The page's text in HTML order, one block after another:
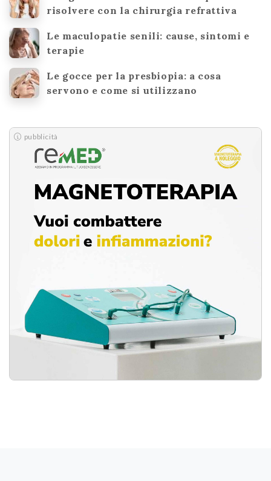
risolvere con la chirurgia refrattiva
Le maculopatie senili: cause, sintomi e
terapie
Le gocce per la presbiopia: a cosa
servono e come si utilizzano
pubblicità